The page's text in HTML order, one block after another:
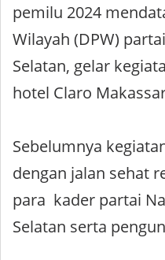
pemilu 2024
Wilayah (DPW)
Selatan, gelar
hotel Claro
Sebelumnya
dengan jalan sehat
para kader partai
Selatan serta